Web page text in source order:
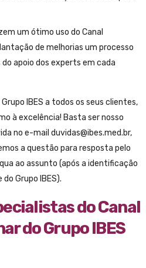
um ótimo uso do Canal
de melhorias um processo
apoio dos experts em cada
IBES a todos os seus clientes,
à excelência! Basta ser nosso
no e-mail duvidas@ibes.med.br,
a questão para resposta pelo
ao assunto (após a identificação
Grupo IBES).
do Canal
do Grupo IBES